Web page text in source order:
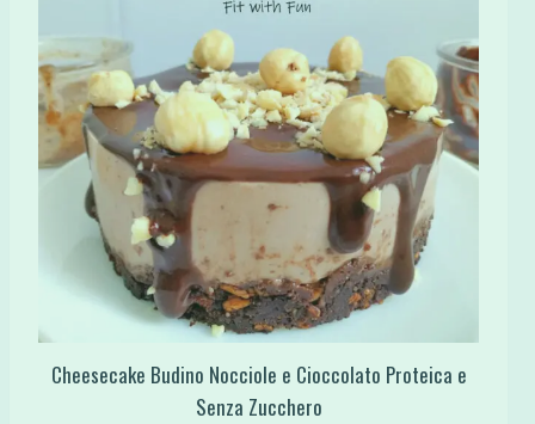
Cheesecake Budino Nocciole e Cioccolato Proteica e
Senza Zucchero